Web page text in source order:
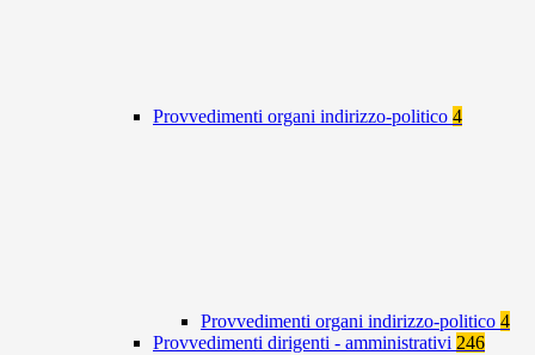
Provvedimenti organi indirizzo-politico 4
Provvedimenti organi indirizzo-politico 4
Provvedimenti dirigenti - amministrativi 246